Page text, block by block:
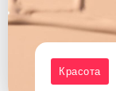
Красота